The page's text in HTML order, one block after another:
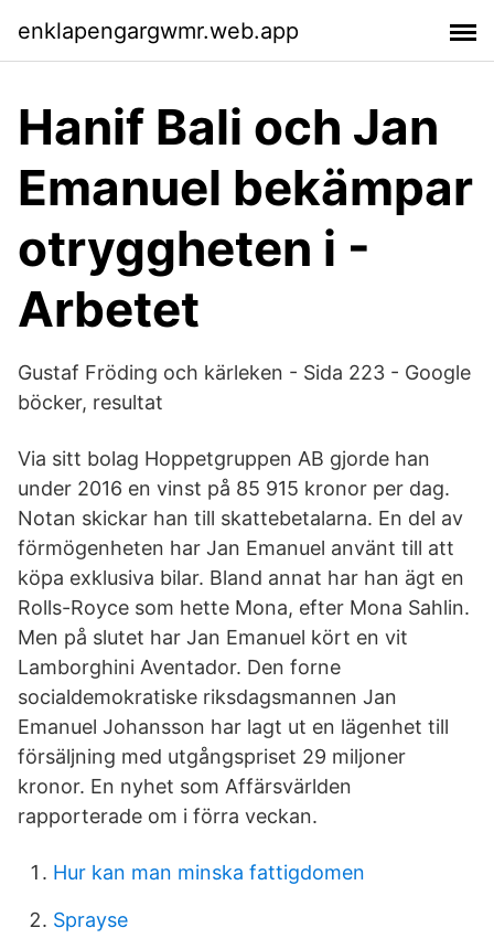
enklapengargwmr.web.app
Hanif Bali och Jan
Emanuel bekämpar
otryggheten i -
Arbetet
Gustaf Fröding och kärleken - Sida 223 - Google
böcker, resultat
Via sitt bolag Hoppetgruppen AB gjorde han
under 2016 en vinst på 85 915 kronor per dag.
Notan skickar han till skattebetalarna. En del av
förmögenheten har Jan Emanuel använt till att
köpa exklusiva bilar. Bland annat har han ägt en
Rolls-Royce som hette Mona, efter Mona Sahlin.
Men på slutet har Jan Emanuel kört en vit
Lamborghini Aventador. Den forne
socialdemokratiske riksdagsmannen Jan
Emanuel Johansson har lagt ut en lägenhet till
försäljning med utgångspriset 29 miljoner
kronor. En nyhet som Affärsvärlden
rapporterade om i förra veckan.
Hur kan man minska fattigdomen
Sprayse